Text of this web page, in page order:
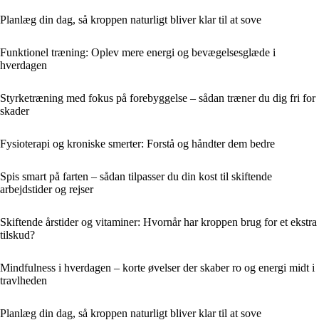
Planlæg din dag, så kroppen naturligt bliver klar til at sove
Funktionel træning: Oplev mere energi og bevægelsesglæde i
hverdagen
Styrketræning med fokus på forebyggelse – sådan træner du dig fri for
skader
Fysioterapi og kroniske smerter: Forstå og håndter dem bedre
Spis smart på farten – sådan tilpasser du din kost til skiftende
arbejdstider og rejser
Skiftende årstider og vitaminer: Hvornår har kroppen brug for et ekstra
tilskud?
Mindfulness i hverdagen – korte øvelser der skaber ro og energi midt i
travlheden
Planlæg din dag, så kroppen naturligt bliver klar til at sove